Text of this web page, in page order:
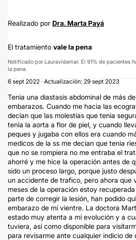
Realizado por Dra. Marta Payá
El tratamiento vale la pena
Notificado por Lauravidamar. El 91% de pacientes
la pena.
6 sept 2022 · Actualización: 29 sept 2023
Tenia una diastasis abdominal de más
embarazos. Cuando me hacia las
decían que las molestias que tenia
tenía la aorta a flor de piel, y cuando
peques y jugaba con ellos era cuando
medicos de la ss me decian que tenia
que no se rompiera no me entraba el
ahorré y me hice la operación antes de
sido un proceso largo, porque justo
un accidente de trafico, pero ahora que
meses de la operación estoy
parte de corregir la lesión, han podido
embarazo de mi vientre. La doctora
estado muy atenta a mi evolución y a
tuviera, así como disponible para
para revisarme ante cualquier indicio de